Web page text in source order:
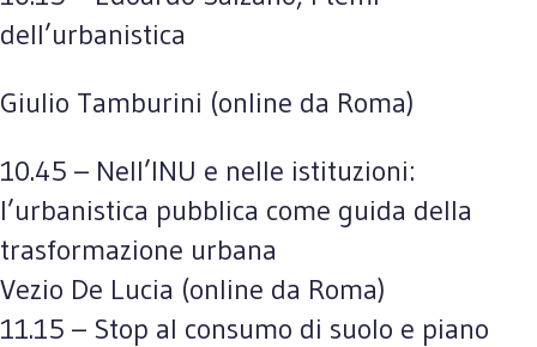
dell’urbanistica
Giulio Tamburini (online da Roma)
10.45 – Nell’INU e nelle istituzioni:
l’urbanistica pubblica come guida della
trasformazione urbana
Vezio De Lucia (online da Roma)
11.15 – Stop al consumo di suolo e piano